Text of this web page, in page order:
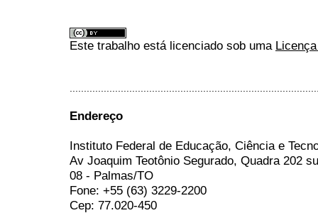
Este trabalho está licenciado sob uma
Endereço
Instituto Federal de Educação, Ciência e
Av Joaquim Teotônio Segurado, Quadra 202
08 - Palmas/TO
Fone: +55 (63) 3229-2200
Cep: 77.020-450